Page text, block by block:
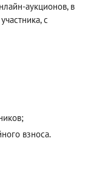
аукционов, в
с
взноса.